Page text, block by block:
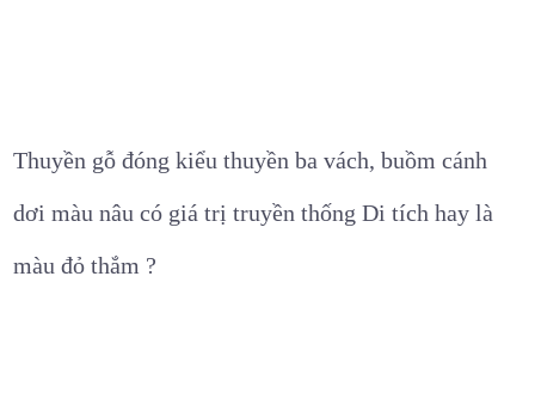
Thuyền gỗ đóng kiểu thuyền ba vách, buồm cánh
dơi màu nâu có giá trị truyền thống Di tích hay là
màu đỏ thắm ?